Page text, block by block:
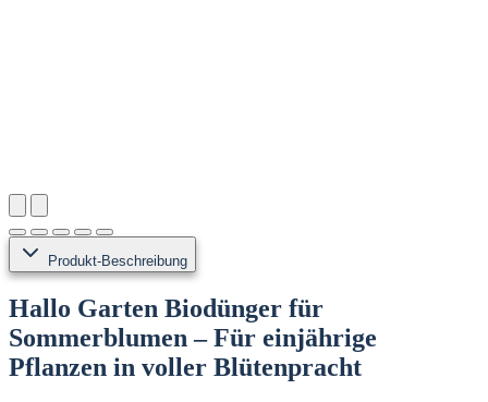
Produkt-Beschreibung
Hallo Garten Biodünger für
Sommerblumen – Für einjährige
Pflanzen in voller Blütenpracht